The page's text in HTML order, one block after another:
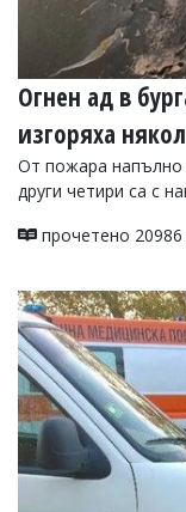
Огнен ад в
изгоряха
От пожара напълно
други четири са с
прочетено